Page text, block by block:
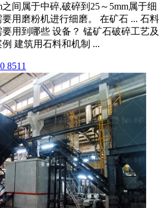
之间属于中碎,破碎到25～5mm属于细
用磨粉机进行细磨。 在矿石 ... 石料
用到哪些 设备？ 锰矿石破碎工艺及
建筑用石料和机制 ...
8511